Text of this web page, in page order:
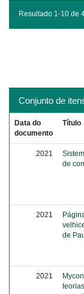
Resultado 1-10 de
Conjunto de
Data do
documento
Título
2021
de
2021
de
2021